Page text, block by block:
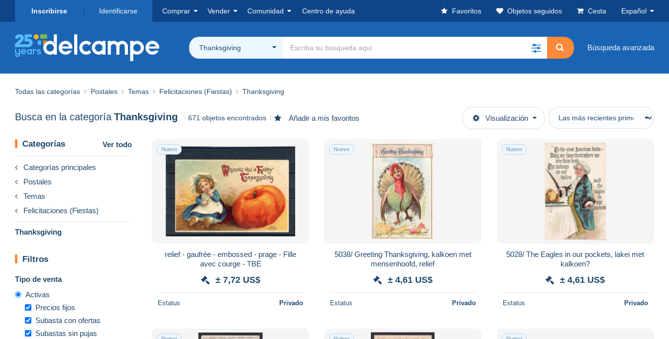
Inscribirse Identificarse Comprar Vender Comunidad Centro de ayuda Favoritos Objetos seguidos Cesta Español
Thanksgiving Búsqueda avanzada
Todas las categorías Postales Temas Felicitaciones (Fiestas) Thanksgiving
Busca en la categoría Thanksgiving 671 objetos encontrados Añadir a mis favoritos Visualización
Categorías Ver todo
Categorías principales
Postales
Temas
Felicitaciones (Fiestas)
Thanksgiving
Filtros
Tipo de venta
Activas
Precios fijos
Subasta con ofertas
Subastas sin pujas
Nuevo
relief - gaufrée - embossed - prage - Fille
avec courge - TBE
± 7,72 US$
Estatus Privado
Nuevo
5038/ Greeting Thanksgiving, kalkoen met
mensenhoofd, relief
± 4,61 US$
Estatus Privado
Nuevo
5028/ The Eagles in our pockets, lakei met
kalkoen?
± 4,61 US$
Estatus Privado